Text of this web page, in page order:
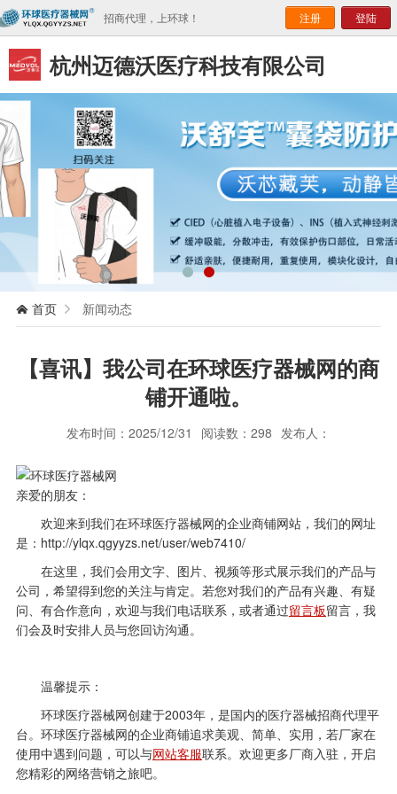
招商代理，上环球！ 注册 登陆
杭州迈德沃医疗科技有限公司
 首页  新闻动态
【喜讯】我公司在环球医疗器械网的商
铺开通啦。
发布时间：2025/12/31 阅读数：298 发布人：
亲爱的朋友：
欢迎来到我们在环球医疗器械网的企业商铺网站，我们的网址
是：http://ylqx.qgyyzs.net/user/web7410/
在这里，我们会用文字、图片、视频等形式展示我们的产品与
公司，希望得到您的关注与肯定。若您对我们的产品有兴趣、有疑
问、有合作意向，欢迎与我们电话联系，或者通过留言板留言，我
们会及时安排人员与您回访沟通。
温馨提示：
环球医疗器械网创建于2003年，是国内的医疗器械招商代理平
台。环球医疗器械网的企业商铺追求美观、简单、实用，若厂家在
使用中遇到问题，可以与网站客服联系。欢迎更多厂商入驻，开启
您精彩的网络营销之旅吧。